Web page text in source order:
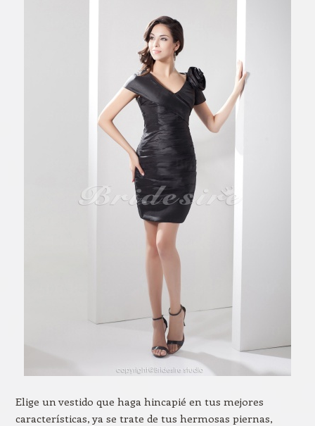
Elige un vestido que haga hincapié en tus mejores
características, ya se trate de tus hermosas piernas,